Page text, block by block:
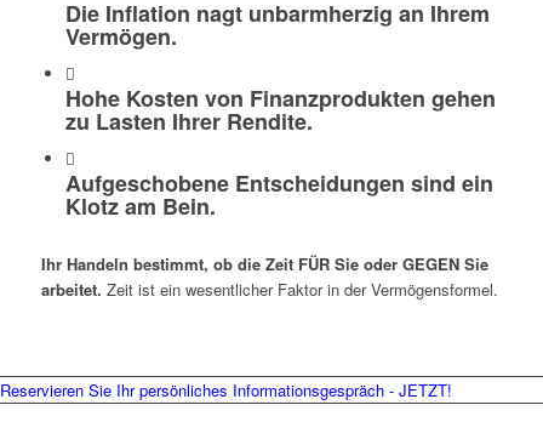
Die Inflation nagt unbarmherzig an Ihrem
Vermögen.
Hohe Kosten von Finanzprodukten gehen
zu Lasten Ihrer Rendite.
Aufgeschobene Entscheidungen sind ein
Klotz am Bein.
Ihr Handeln bestimmt, ob die Zeit FÜR Sie oder GEGEN Sie
arbeitet. Zeit ist ein wesentlicher Faktor in der Vermögensformel.
Reservieren Sie Ihr persönliches Informationsgespräch - JETZT!